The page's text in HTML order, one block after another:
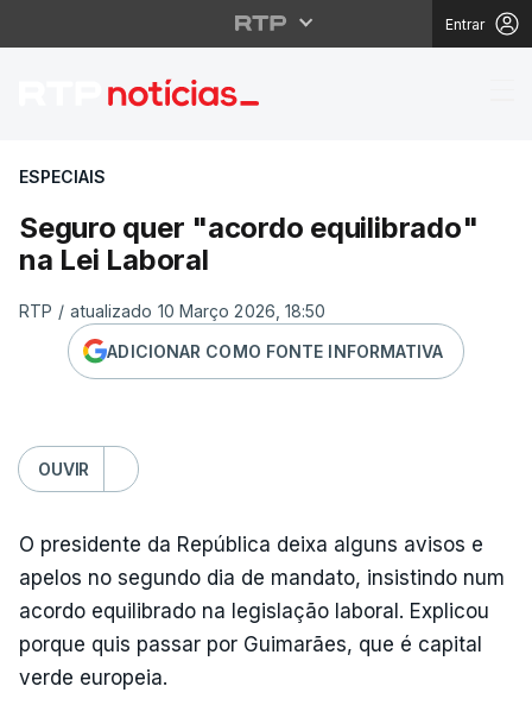
Entrar
Seguro quer "acordo
ESPECIAIS
Seguro quer "acordo equilibrado"
na Lei Laboral
RTP / atualizado 10 Março 2026, 18:50
ADICIONAR COMO FONTE INFORMATIVA
OUVIR
O presidente da República deixa alguns avisos e
apelos no segundo dia de mandato, insistindo num
acordo equilibrado na legislação laboral. Explicou
porque quis passar por Guimarães, que é capital
verde europeia.